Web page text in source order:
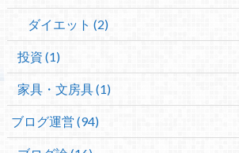
ダイエット (2)
投資 (1)
家具・文房具 (1)
ブログ運営 (94)